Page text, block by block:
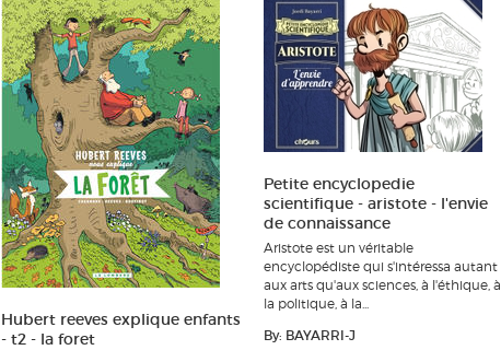
Hubert reeves explique enfants
- t2 - la foret
Petite encyclopedie
scientifique - aristote - l'envie
de connaissance
Aristote est un véritable
encyclopédiste qui s'intéressa autant
aux arts qu'aux sciences, à l'éthique, à
la politique, à la...
By: BAYARRI-J